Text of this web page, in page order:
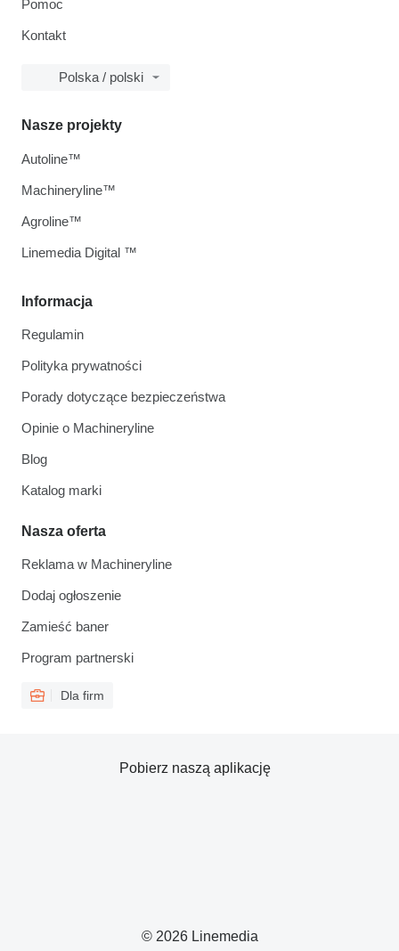
Pomoc
Kontakt
Polska / polski
Informacja
Regulamin
Polityka prywatności
Porady dotyczące bezpieczeństwa
Opinie o Machineryline
Blog
Katalog marki
Nasza oferta
Reklama w Machineryline
Dodaj ogłoszenie
Zamieść baner
Program partnerski
Dla firm
Nasze projekty
Autoline™
Machineryline™
Agroline™
Linemedia Digital ™
© 2026 Linemedia
Pobierz naszą aplikację